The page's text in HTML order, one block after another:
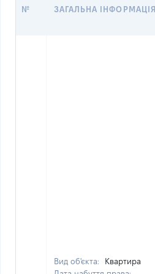
№ ЗАГАЛЬНА ІНФОРМАЦІЯ
Вид об'єкта:
Квартира